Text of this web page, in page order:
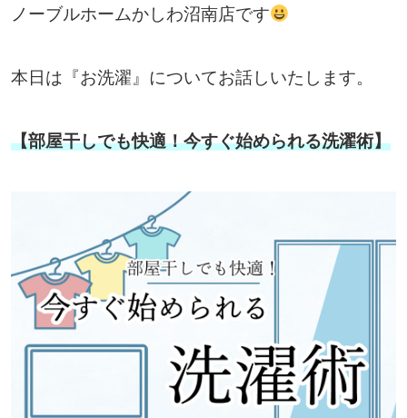
ノーブルホームかしわ沼南店です
本日は『お洗濯』についてお話しいたします。
【部屋干しでも快適！今すぐ始められる洗濯術】